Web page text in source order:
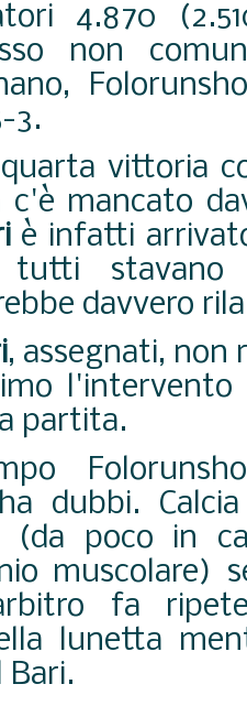
4.870
non
3.
vittoria
c'è mancato
è infatti
tutti stavano
davvero
, assegnati, non
partita.
dubbi.
poco in
muscolare)
fa
lunetta
Bari.